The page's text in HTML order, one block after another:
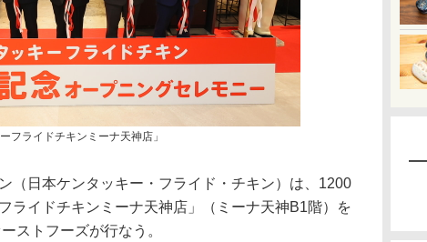
フライドチキンミーナ天神店」
（日本ケンタッキー・フライド・チキン）は、1200
ライドチキンミーナ天神店」（ミーナ天神B1階）を
ストフーズが行なう。